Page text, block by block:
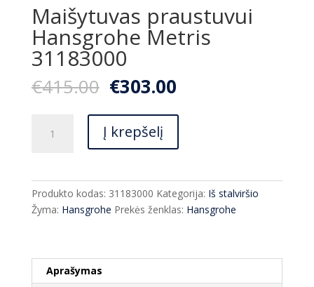
Maišytuvas praustuvui
Hansgrohe Metris
31183000
€415.00 Original
price
was:
€415.00.
€303.00Current
is:
kiekis:
Hansgrohe
Metris
31183000
Į krepšelį
Produkto kodas: 31183000 Kategorija: Iš stalviršio
Žyma: Hansgrohe Prekės ženklas: Hansgrohe
Aprašymas